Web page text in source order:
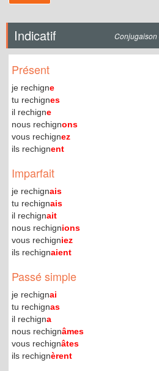
Indicatif Conjugaison
Présent
je rechigne
tu rechignes
il rechigne
nous rechignons
vous rechignez
ils rechignent
Imparfait
je rechignais
tu rechignais
il rechignait
nous rechignions
vous rechigniez
ils rechignaient
Passé simple
je rechignai
tu rechignas
il rechigna
nous rechignâmes
vous rechignâtes
ils rechignèrent